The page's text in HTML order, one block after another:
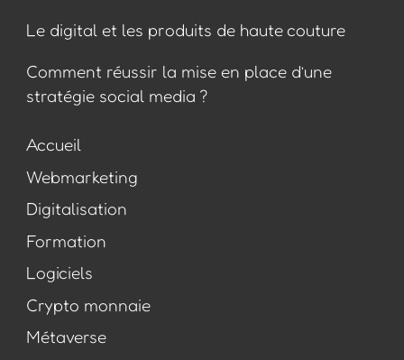
Le digital et les produits de haute couture
Comment réussir la mise en place d’une
stratégie social media ?
Accueil
Webmarketing
Digitalisation
Formation
Logiciels
Crypto monnaie
Métaverse